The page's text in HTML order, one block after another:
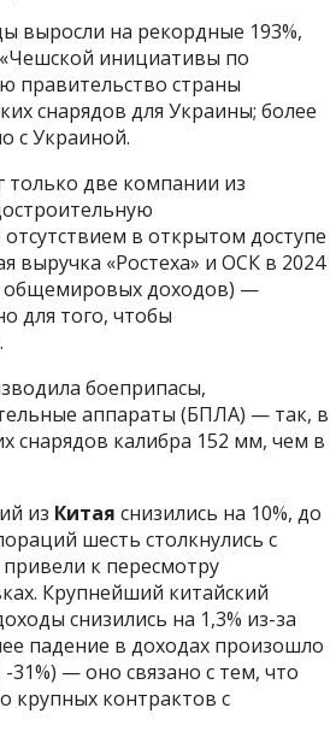
выросли на рекордные 193%,
инициативы по
правительство страны
снарядов для Украины; более
с Украиной.
только две компании из
в открытом доступе
выручка «Ростеха» и ОСК в 2024
общемировых доходов) —
для того, чтобы
боеприпасы,
аппараты (БПЛА) — так, в
снарядов калибра 152 мм, чем в
из Китая снизились на 10%, до
шесть столкнулись с
к пересмотру
Крупнейший китайский
снизились на 1,3% из-за
падение в доходах произошло
31%) — оно связано с тем, что
крупных контрактов с